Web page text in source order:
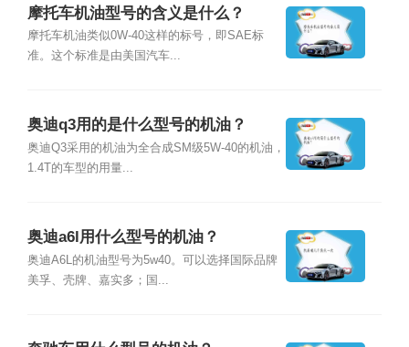
摩托车机油型号的含义是什么？
摩托车机油类似0W-40这样的标号，即SAE标
准。这个标准是由美国汽车...
奥迪q3用的是什么型号的机油？
奥迪Q3采用的机油为全合成SM级5W-40的机油，
1.4T的车型的用量...
奥迪a6l用什么型号的机油？
奥迪A6L的机油型号为5w40。可以选择国际品牌
美孚、壳牌、嘉实多；国...